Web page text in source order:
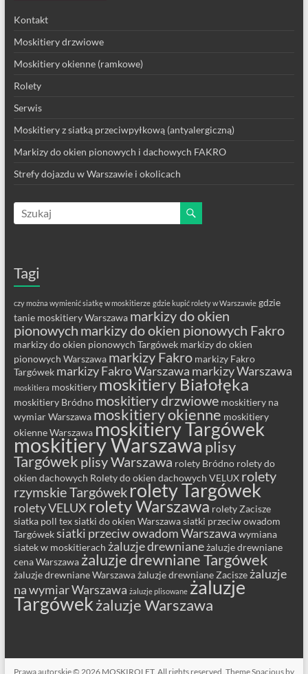
Kontakt
Moskitiery drzwiowe
Moskitiery okienne (ramkowe)
Rolety
Serwis
Moskitiery z siatką przeciwpyłkową (antyalergiczną)
Markizy do okien pionowych i dachowych FAKRO
Strefy dojazdu w Warszawie i okolicach
Tagi
czy można wymienić siatkę w moskitierze gdzie kupić rolety w Warszawie gdzie
tanie moskitiery Warszawa markizy do okien
pionowych markizy do okien pionowych Fakro
markizy do okien pionowych Targówek markizy do okien
pionowych Warszawa markizy Fakro markizy Fakro
Targówek markizy Fakro Warszawa markizy Warszawa
moskitiera moskitiery moskitiery Białołęka
moskitiery Bródno moskitiery drzwiowe moskitiery na
wymiar Warszawa moskitiery okienne moskitiery
okienne Warszawa moskitiery Targówek
moskitiery Warszawa plisy
Targówek plisy Warszawa rolety Bródno rolety do
okien dachowych Rolety do okien dachowych VELUX rolety
rzymskie Targówek rolety Targówek
rolety VELUX rolety Warszawa rolety Zacisze
siatka poll texsiatki do okien Warszawasiatki przeciw owadom
Targóweksiatki przeciw owadom Warszawa wymiana
siatek w moskitierach żaluzje drewnianeżaluzje drewniane
cena Warszawa żaluzje drewniane Targówek
żaluzje drewniane Warszaważaluzje drewniane Zacisze żaluzje
na wymiar Warszawa żaluzje plisowane żaluzje
Targówekżaluzje Warszawa
Prawa autorskie © 2026 MOSKIROLET. All rights reserved. ThemeSpaciousby